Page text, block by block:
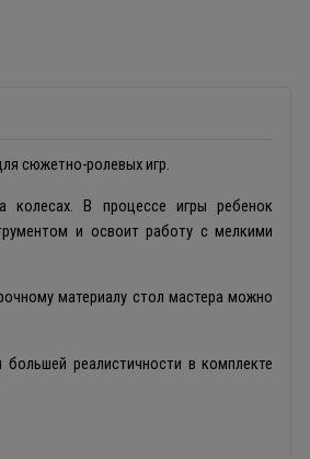
сюжетно-ролевых игр.
колесах. В процессе игры ребенок
и освоит работу с мелкими
материалу стол мастера можно
реалистичности в комплекте